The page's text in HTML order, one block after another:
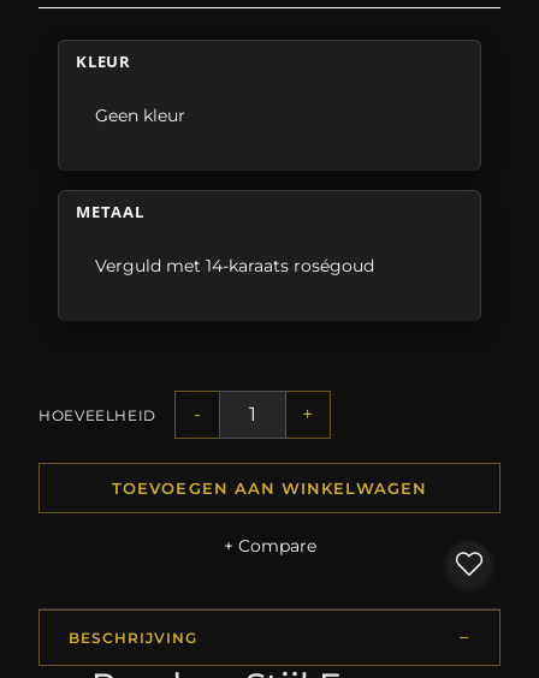
KLEUR
Geen kleur
METAAL
Verguld met 14-karaats roségoud
HOEVEELHEID - +
TOEVOEGEN AAN WINKELWAGEN
+ Compare
BESCHRIJVING